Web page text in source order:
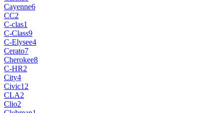
Cayenne6
CC2
C-clas1
C-Class9
C-Elysee4
Cerato7
Cherokee8
C-HR2
City4
Civic12
CLA2
Clio2